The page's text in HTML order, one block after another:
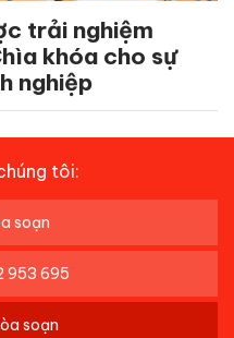
trải nghiệm
khóa cho sự
nghiệp
tôi:
soạn
953 695
soạn